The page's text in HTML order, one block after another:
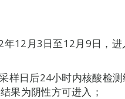
12月3日至12月9日，进
样日后24小时内核酸检
果为阴性方可进入；